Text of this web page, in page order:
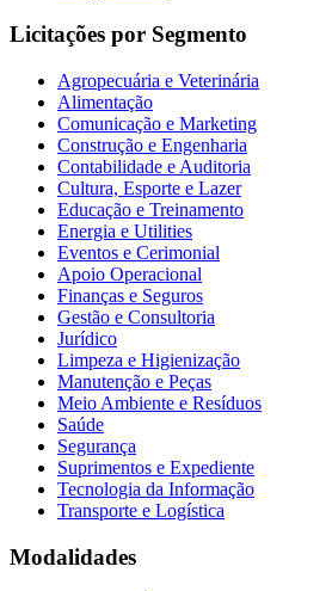
Licitações por Segmento
Agropecuária e Veterinária
Alimentação
Comunicação e Marketing
Construção e Engenharia
Contabilidade e Auditoria
Cultura, Esporte e Lazer
Educação e Treinamento
Energia e Utilities
Eventos e Cerimonial
Apoio Operacional
Finanças e Seguros
Gestão e Consultoria
Jurídico
Limpeza e Higienização
Manutenção e Peças
Meio Ambiente e Resíduos
Saúde
Segurança
Suprimentos e Expediente
Tecnologia da Informação
Transporte e Logística
Modalidades